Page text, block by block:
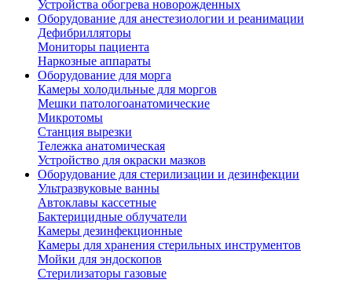
Устройства обогрева новорожденных
Оборудование для анестезиологии и реанимации
Дефибрилляторы
Мониторы пациента
Наркозные аппараты
Оборудование для морга
Камеры холодильные для моргов
Мешки патологоанатомические
Микротомы
Станция вырезки
Тележка анатомическая
Устройство для окраски мазков
Оборудование для стерилизации и дезинфекции
Ультразвуковые ванны
Автоклавы кассетные
Бактерицидные облучатели
Камеры дезинфекционные
Камеры для хранения стерильных инструментов
Мойки для эндоскопов
Стерилизаторы газовые